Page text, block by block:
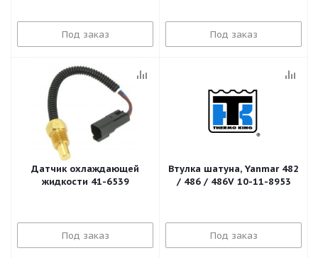
Под заказ Под заказ
Датчик охлаждающей
жидкости 41-6539
Под заказ
Втулка шатуна, Yanmar 482
/ 486 / 486V 10-11-8953
Под заказ